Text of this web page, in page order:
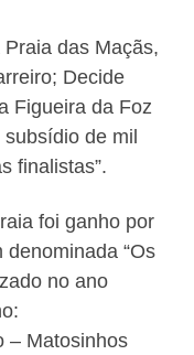
das Maçãs,
Decide
Figueira da Foz
de mil
finalistas”.
foi ganho por
“Os
no ano
– Matosinhos